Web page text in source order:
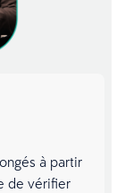
à partir
de vérifier